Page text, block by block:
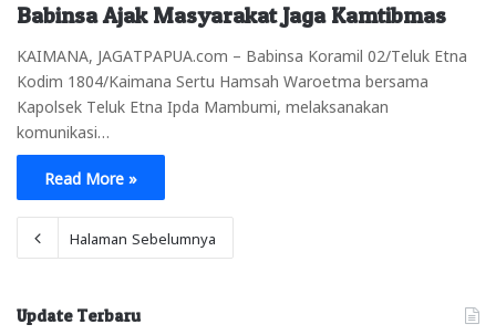
Babinsa Ajak Masyarakat Jaga Kamtibmas
KAIMANA, JAGATPAPUA.com – Babinsa Koramil 02/Teluk Etna
Kodim 1804/Kaimana Sertu Hamsah Waroetma bersama
Kapolsek Teluk Etna Ipda Mambumi, melaksanakan
komunikasi…
Read More »
Halaman Sebelumnya
Update Terbaru